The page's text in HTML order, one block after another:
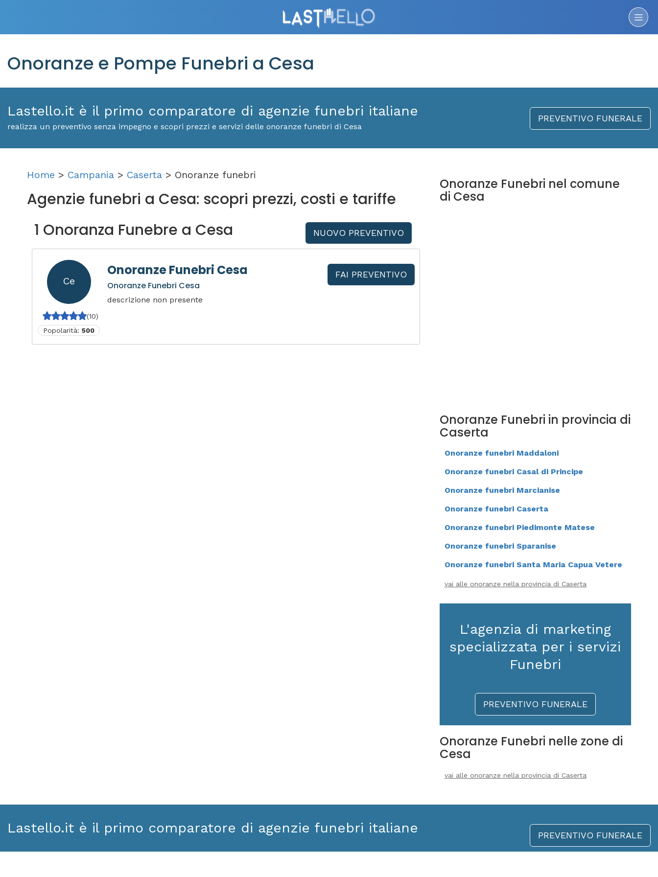
Onoranze e Pompe Funebri a Cesa
Lastello.it è il primo comparatore di agenzie funebri italiane
realizza un preventivo senza impegno e scopri prezzi e servizi delle onoranze funebri di Cesa
PREVENTIVO FUNERALE
Home > Campania > Caserta > Onoranze funebri
Agenzie funebri a Cesa: scopri prezzi, costi e tariffe
1 Onoranza Funebre a Cesa
NUOVO PREVENTIVO
Ce
(10)
Popolarità: 500
Onoranze Funebri Cesa
Onoranze Funebri Cesa
descrizione non presente
FAI PREVENTIVO
Onoranze Funebri nel comune
di Cesa
Onoranze Funebri in provincia di
Caserta
Onoranze funebri Maddaloni
Onoranze funebri Casal di Principe
Onoranze funebri Marcianise
Onoranze funebri Caserta
Onoranze funebri Piedimonte Matese
Onoranze funebri Sparanise
Onoranze funebri Santa Maria Capua Vetere
vai alle onoranze nella provincia di Caserta
L'agenzia di marketing
specializzata per i servizi
Funebri
PREVENTIVO FUNERALE
Onoranze Funebri nelle zone di
Cesa
vai alle onoranze nella provincia di Caserta
Lastello.it è il primo comparatore di agenzie funebri italiane PREVENTIVO FUNERALE